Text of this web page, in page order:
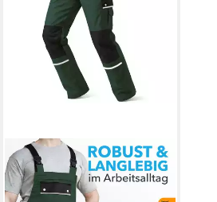
TMG INTERNATIONAL
Arbeitslatzhose Latzhose
Arbeitshose Cargohose